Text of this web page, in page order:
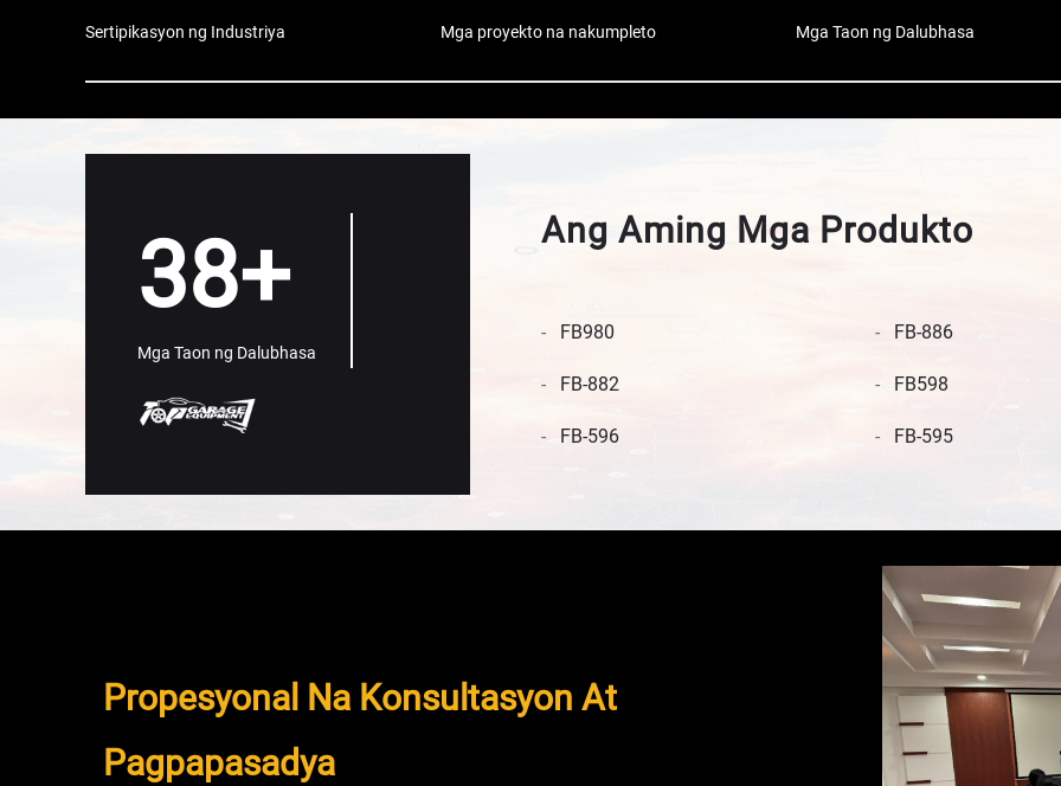
Sertipikasyon ng Industriya Mga proyekto na nakumpleto Mga Taon ng Dalubhasa
38+
Mga Taon ng Dalubhasa
Ang Aming Mga Produkto
FB980 FB-886
FB-882 FB598
FB-596 FB-595
Propesyonal Na Konsultasyon At
Pagpapasadya